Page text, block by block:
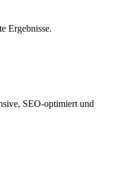
Ergebnisse.
SEO-optimiert und